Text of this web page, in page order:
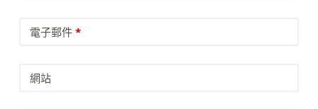
電子郵件*
網站